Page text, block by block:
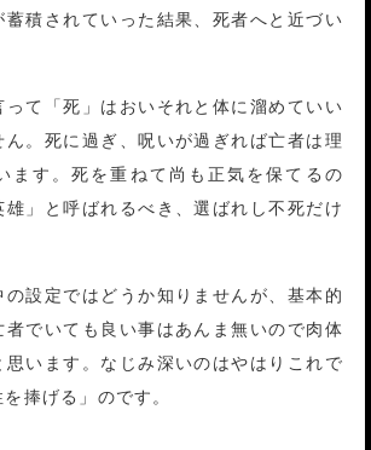
蓄積されていった結果、死者へと近づい
って「死」はおいそれと体に溜めていい
ん。死に過ぎ、呪いが過ぎれば亡者は理
ます。死を重ねて尚も正気を保てるの
雄」と呼ばれるべき、選ばれし不死だけ
の設定ではどうか知りませんが、基本的
者でいても良い事はあんま無いので肉体
思います。なじみ深いのはやはりこれで
捧げる」のです。